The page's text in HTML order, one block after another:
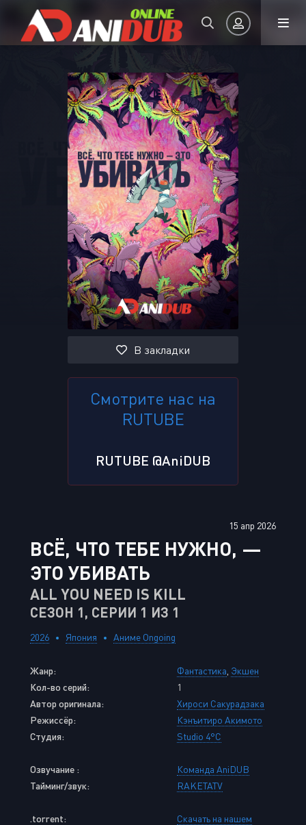
Авторизация
Запомнить
ВОЙТИ НА САЙТ
Регистрация Восстановить пароль
Или войти через
В закладки
Смотрите нас на
RUTUBE
RUTUBE @AniDUB
15 апр 2026
ВСЁ, ЧТО ТЕБЕ НУЖНО, —
ЭТО УБИВАТЬ
ALL YOU NEED IS KILL
СЕЗОН 1, СЕРИИ 1 ИЗ 1
2026 Япония Аниме Ongoing
Жанр: Фантастика Экшен
Кол-во серий:
1
Автор оригинала:
Хироси Сакурадзака
Режиссёр:
Кэнъитиро Акимото
Студия:
Studio 4°C
Озвучание :
Команда AniDUB
Тайминг/звук:
RAKETATV
.torrent:
Скачать на нашем